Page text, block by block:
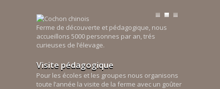
Ferme de découverte et pédagogique, nous
accueillons 5000 personnes par an, trés
curieuses de l’élevage.
Visite pédagogique
Pour les écoles et les groupes nous organisons
toute l’année la visite de la ferme avec un goûter